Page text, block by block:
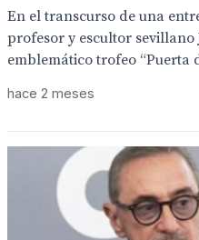
En el transcurso de una
profesor y escultor sevillano
emblemático trofeo “Puerta
hace 2 meses